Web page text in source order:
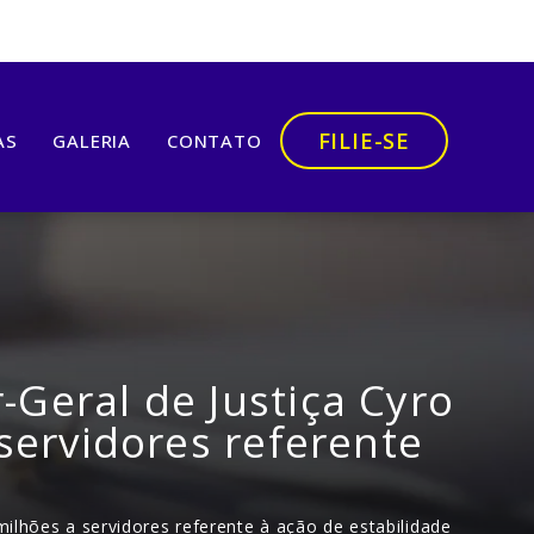
GALERIA CONTATO FILIE-SE
de Justiça Cyro
referente
a servidores referente à ação de estabilidade